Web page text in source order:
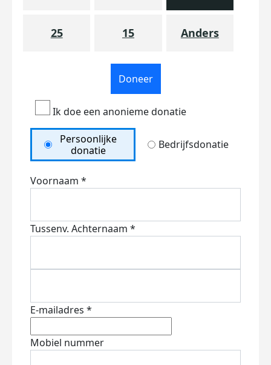
25 15 Anders
Doneer
Ik doe een anonieme donatie
Persoonlijke
donatie
Bedrijfsdonatie
Voornaam *
Tussenv. Achternaam *
E-mailadres *
Mobiel nummer